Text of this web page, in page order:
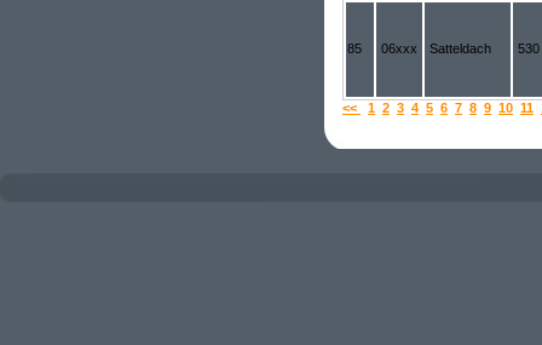
85 06xxx Satteldach 530
<< 1 2 3 4 5 6 7 8 9 10 11